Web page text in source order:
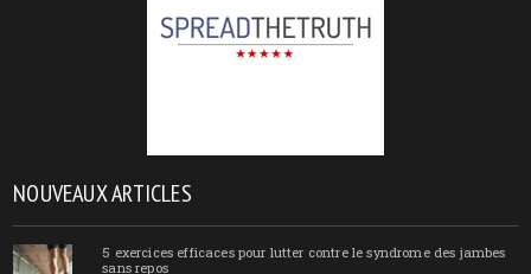
NOUVEAUX ARTICLES
5 exercices efficaces pour lutter contre le syndrome des jambes
sans repos